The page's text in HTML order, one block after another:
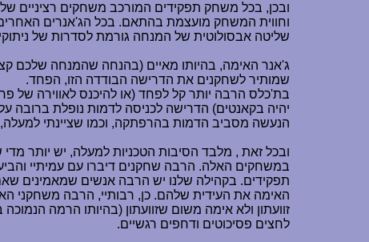
ובכן, בכל משחק תפקידים המורכב משחקים רציניים
וחווית המשחק מועצמת בהתאם. בכל הג'אנרים
שליטה אבסולוטית של המנחה גורמת לסדרות של
ג'אנר האימה, בהיותו מאיים (בהנחה שהמנחה שלכם
שמותיר לשחקנים את הדרישה הבודדה הזו, הפחד.
בת'כלס הרבה יותר קל לפחד (או להיכנס לאווירה
יהיה בקאנטים) הדרישה לכניסה לדמות נופלת ברובה
הנעשה מסביב הדמות בהרפתקה, וכמו שציינתי
ובכל זאת , מלבד הסיבות הטכניות למעלה, יש יותר
במשחקים האלה. הרבה שחקנים דיברו עם עמיתיי
תפקידים. בקהילה שלנו יש הרבה אנשים שמאמינים
האימה את העידית שלהם. כן, רבותיי, הרבה משחקני
זוועתון ולא אימה משום שזוועתון (בהיותו הרמה
לחצים פסיכוטים ודחפים רגשיים.